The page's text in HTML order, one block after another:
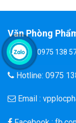
Văn Phòng
Đ/C: 58 Tôn
Hotline: 0975
Email :
0975 138